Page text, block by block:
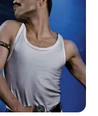
do
sua posição
defensor da
da influência do